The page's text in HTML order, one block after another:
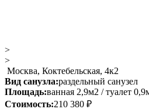
>
>
Москва, Коктебельская, 4к2
Вид санузла:раздельный санузел
Площадь:ванная 2,9м2 / туалет
Стоимость:210 380 ₽